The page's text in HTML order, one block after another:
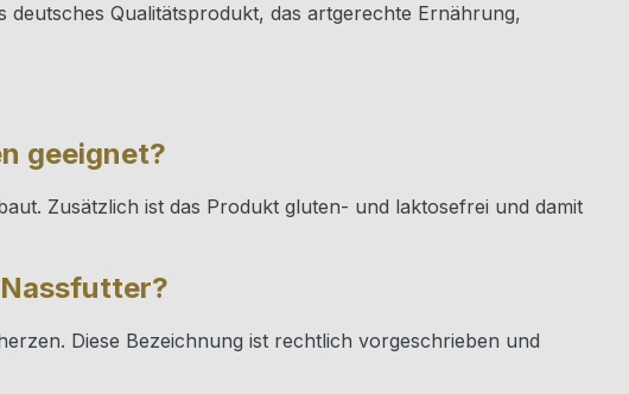
Qualitätsprodukt, das artgerechte Ernährung,
geeignet?
Zusätzlich ist das Produkt gluten- und laktosefrei und damit
Diese Bezeichnung ist rechtlich vorgeschrieben und